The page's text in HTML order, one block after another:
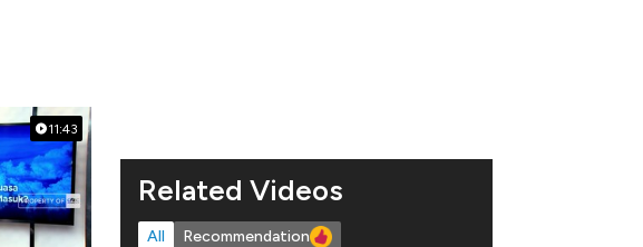
11:43
Related Videos
All Recommendation